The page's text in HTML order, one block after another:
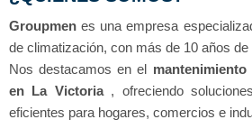
Groupmen es una empresa
de climatización, con más de 10 años
Nos destacamos en el
en La Victoria , ofreciendo
eficientes para hogares, comercios e